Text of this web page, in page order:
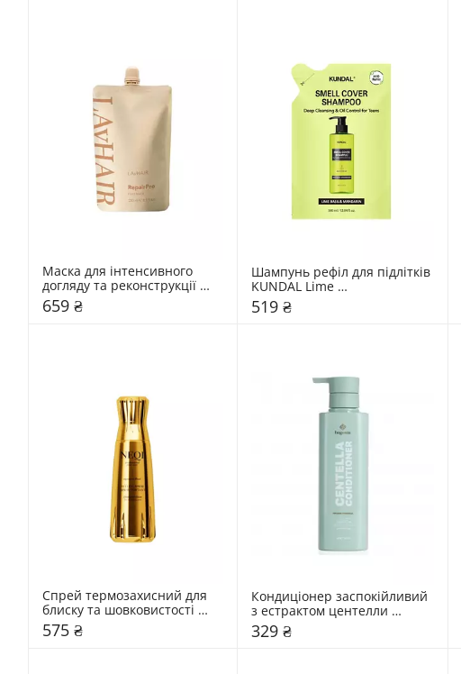
Маска для інтенсивного
догляду та реконструкції
пошкодженого волосся
LAvHAIR RepairPro
659 ₴
Шампунь рефіл для підлітків
KUNDAL Lime
Basil&Mandarin
519 ₴
Спрей термозахисний для
блиску та шовковистості
волосся NEQI Diamond Glass
Styling Spray All
575 ₴
Кондиціонер заспокійливий
з естрактом центелли
Bogenia Centella
329 ₴